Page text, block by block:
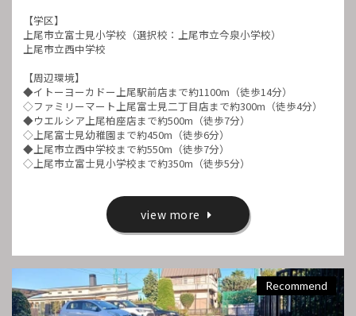
【学区】
上尾市立富士見小学校（選択校：上尾市立今泉小学校）
上尾市立西中学校
【周辺環境】
◆イトーヨーカドー上尾駅前店まで約1100m（徒歩14分）
◇ファミリーマート上尾富士見二丁目店まで約300m（徒歩4分）
◆ウエルシア上尾柏座店まで約500m（徒歩7分）
◇上尾富士見幼稚園まで約450m（徒歩6分）
◆上尾市立西中学校まで約550m（徒歩7分）
◇上尾市立富士見小学校まで約350m（徒歩5分）
view more
Recommend